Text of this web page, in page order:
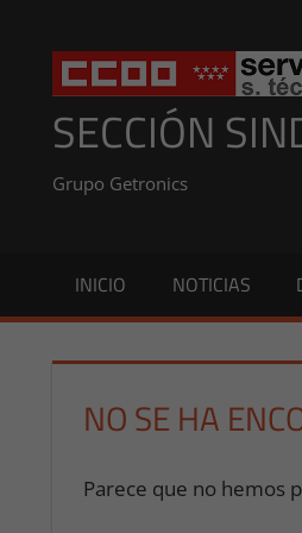
contenido
SECCIÓN
Grupo Getronics
INICIO NOTICIAS
NO SE HA
Parece que no hemos